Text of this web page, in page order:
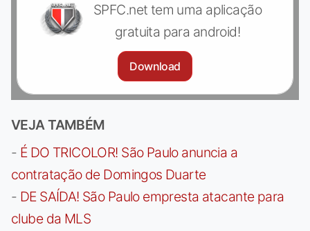
SPFC.net tem uma aplicação
gratuita para android!
Download
VEJA TAMBÉM
- É DO TRICOLOR! São Paulo anuncia a
contratação de Domingos Duarte
- DE SAÍDA! São Paulo empresta atacante para
clube da MLS